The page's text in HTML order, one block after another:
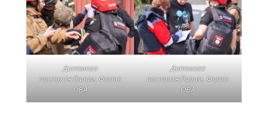
Допомога
постраждалим. Фото:
ОВА
Допомога
постраждалим. Фото:
ОВА